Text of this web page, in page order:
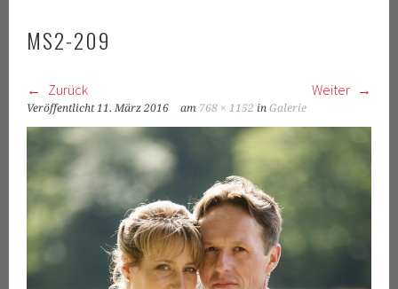
MS2-209
Zurück Weiter
Veröffentlicht11. März 2016 am 768 × 1152 inGalerie